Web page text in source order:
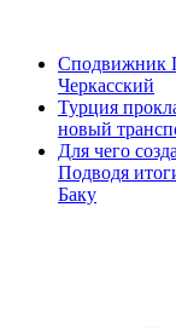
Сподвижник
Черкасский
Турция
новый
Для чего
Подводя
Баку